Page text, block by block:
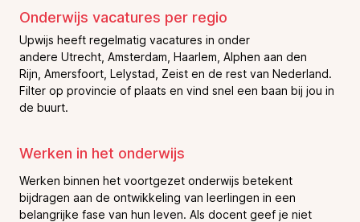
Onderwijs vacatures per regio
Upwijs heeft regelmatig vacatures in onder
andere Utrecht, Amsterdam, Haarlem, Alphen aan den
Rijn, Amersfoort, Lelystad, Zeist en de rest van Nederland.
Filter op provincie of plaats en vind snel een baan bij jou in
de buurt.
Werken in het onderwijs
Werken binnen het voortgezet onderwijs betekent
bijdragen aan de ontwikkeling van leerlingen in een
belangrijke fase van hun leven. Als docent geef je niet